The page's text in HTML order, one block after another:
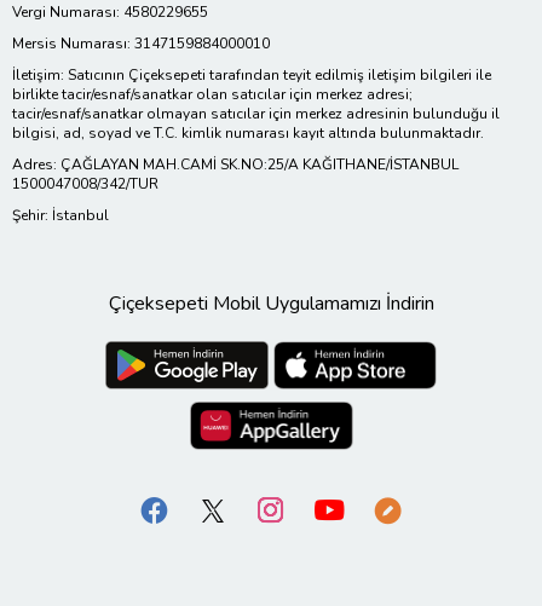
Vergi Numarası: 4580229655
Mersis Numarası: 3147159884000010
İletişim: Satıcının Çiçeksepeti tarafından teyit edilmiş iletişim bilgileri ile
birlikte tacir/esnaf/sanatkar olan satıcılar için merkez adresi;
tacir/esnaf/sanatkar olmayan satıcılar için merkez adresinin bulunduğu il
bilgisi, ad, soyad ve T.C. kimlik numarası kayıt altında bulunmaktadır.
Adres: ÇAĞLAYAN MAH.CAMİ SK.NO:25/A KAĞITHANE/İSTANBUL
1500047008/342/TUR
Şehir: İstanbul
Çiçeksepeti Mobil Uygulamamızı İndirin